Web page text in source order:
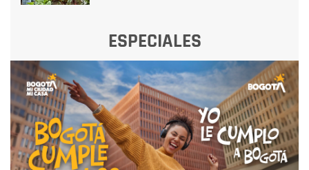
ESPECIALES